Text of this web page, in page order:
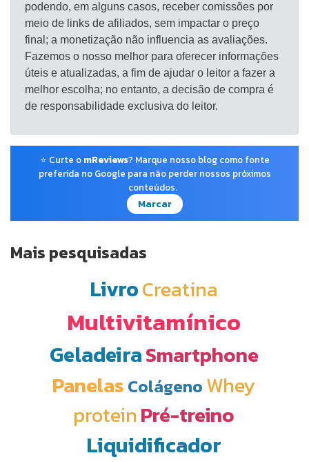
podendo, em alguns casos, receber comissões por
meio de links de afiliados, sem impactar o preço
final; a monetização não influencia as avaliações.
Fazemos o nosso melhor para oferecer informações
úteis e atualizadas, a fim de ajudar o leitor a fazer a
melhor escolha; no entanto, a decisão de compra é
de responsabilidade exclusiva do leitor.
⭐ Curte o mReviews? Marque nosso blog como fonte
preferida no Google para não perder nossos próximos
conteúdos.
Marcar
Mais pesquisadas
LivroCreatina
Multivitamínico
GeladeiraSmartphone
Panelas Colágeno Whey
proteinPré-treino
Liquidificador